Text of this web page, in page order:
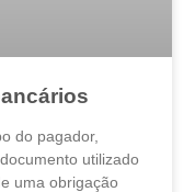
do pagador,
utilizado
uma obrigação